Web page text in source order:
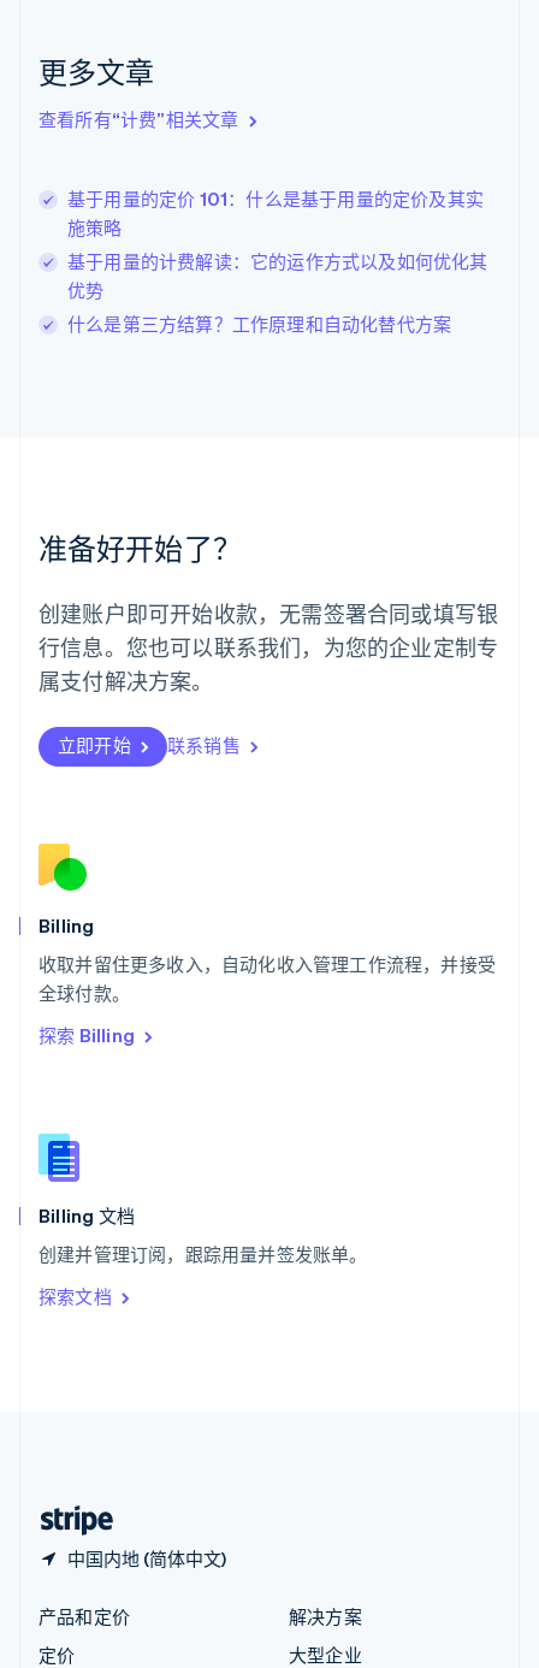
更多文章
查看所有“计费”相关文章
基于用量的定价 101：什么是基于用量的定价及其实
施策略
基于用量的计费解读：它的运作方式以及如何优化其
优势
什么是第三方结算？工作原理和自动化替代方案
准备好开始了？
创建账户即可开始收款，无需签署合同或填写银
行信息。您也可以联系我们，为您的企业定制专
属支付解决方案。
立即开始 联系销售
Billing
收取并留住更多收入，自动化收入管理工作流程，并接受
全球付款。
探索 Billing
Billing 文档
创建并管理订阅，跟踪用量并签发账单。
探索文档
中国内地 (简体中文)
克罗地亚
EnglishItaliano
拉脱维亚
English
列支敦士登
Deutsch
卢森堡
Français Deutsch English
罗马尼亚
English
挪威
葡萄牙
Português English
日本
日本語English
瑞典
瑞士
DeutschFrançais
English
斯洛文尼亚
泰国
ไทยEnglish
希腊
English
西班牙
新西兰
English
匈牙利
English
ItalianoEnglish
印度
English
产品和定价
定价
解决方案
大型企业